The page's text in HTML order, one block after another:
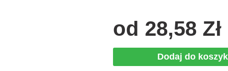
od 28,58 Zł
Dodaj do